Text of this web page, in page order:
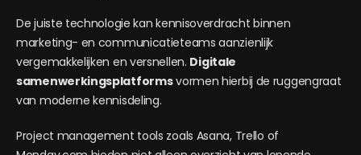
De juiste technologie kan kennisoverdracht binnen
marketing- en communicatieteams aanzienlijk
vergemakkelijken en versnellen. Digitale
samenwerkingsplatformsvormen hierbij de ruggengraat
van moderne kennisdeling.
Project management tools zoals Asana, Trello of